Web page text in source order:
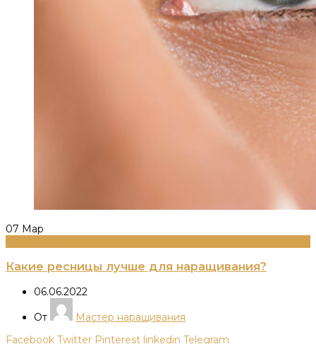
07 Мар
Какие ресницы лучше для наращивания?
06.06.2022
От
Мастер наращивания
Facebook Twitter Pinterest linkedin Telegram